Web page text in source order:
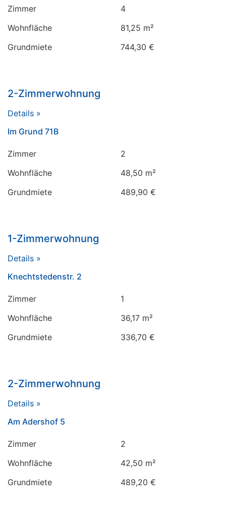
Zimmer
4
Wohnfläche
81,25 m²
Grundmiete
744,30 €
2-Zimmerwohnung
Details »
Im Grund 71B
Zimmer
2
Wohnfläche
48,50 m²
Grundmiete
489,90 €
1-Zimmerwohnung
Details »
Knechtstedenstr. 2
Zimmer
1
Wohnfläche
36,17 m²
Grundmiete
336,70 €
2-Zimmerwohnung
Details »
Am Adershof 5
Zimmer
2
Wohnfläche
42,50 m²
Grundmiete
489,20 €